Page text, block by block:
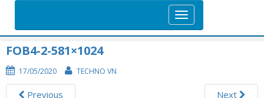
T
o
FOB4-2-581×1024
17/05/2020 TECHNO VN
Previous Next